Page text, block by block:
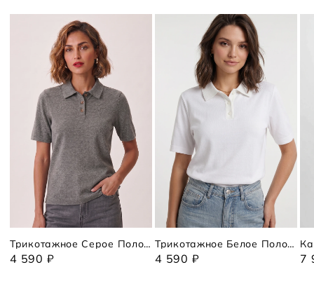
Трикотажное Серое Поло Коротким Рукавом
4 590 ₽
Трикотажное Белое Поло С Коротким Рукавом
4 590 ₽ 7